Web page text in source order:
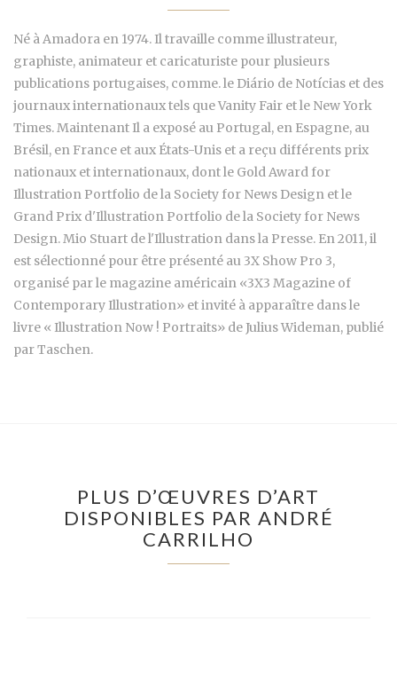
Né à Amadora en 1974. Il travaille comme illustrateur,
graphiste, animateur et caricaturiste pour plusieurs
publications portugaises, comme. le Diário de Notícias et des
journaux internationaux tels que Vanity Fair et le New York
Times. Maintenant Il a exposé au Portugal, en Espagne, au
Brésil, en France et aux États-Unis et a reçu différents prix
nationaux et internationaux, dont le Gold Award for
Illustration Portfolio de la Society for News Design et le
Grand Prix d'Illustration Portfolio de la Society for News
Design. Mio Stuart de l'Illustration dans la Presse. En 2011, il
est sélectionné pour être présenté au 3X Show Pro 3,
organisé par le magazine américain «3X3 Magazine of
Contemporary Illustration» et invité à apparaître dans le
livre « Illustration Now ! Portraits» de Julius Wideman, publié
par Taschen.
PLUS D’ŒUVRES D’ART
DISPONIBLES PAR ANDRÉ
CARRILHO